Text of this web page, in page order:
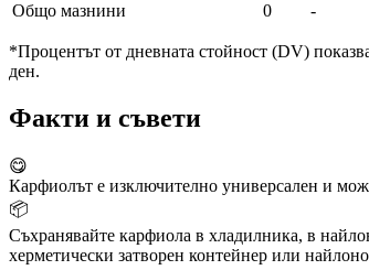
Общо мазнини
0 -
*Процентът от дневната стойност (DV)
ден.
Факти и съвети
😋
Карфиолът е изключително универсален и
📦
Съхранявайте карфиола в хладилника, в
херметически затворен контейнер или